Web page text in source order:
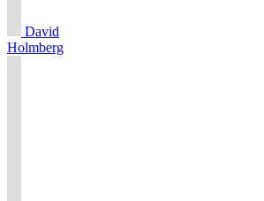
David
Holmberg